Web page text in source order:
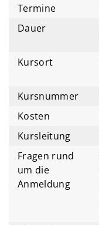
Termine
Dauer
Kursort
Kursnummer
Kosten
Kursleitung
Fragen rund
um die
Anmeldung